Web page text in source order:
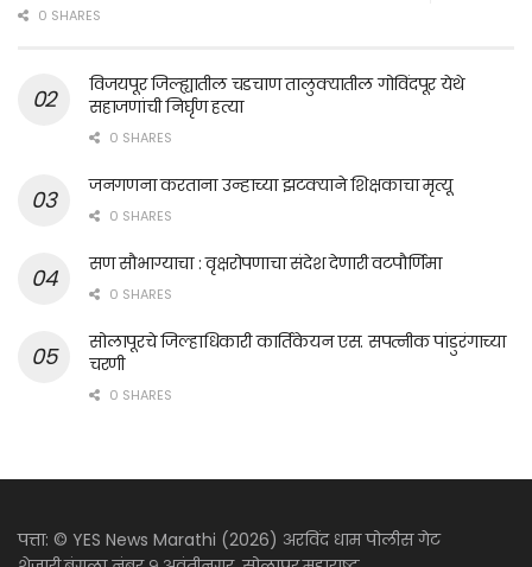
0 SHARES
विजयपूर जिल्ह्यातील चडचाण तालुक्यातील गोविंदपूर येथे
सहाजणांची निर्घृण हत्या
0 SHARES
जनगणना करताना उन्हाच्या झटक्याने शिक्षकाचा मृत्यू
0 SHARES
सण सौभाग्याचा : वृक्षरोपणाचा संदेश देणारी वटपौर्णिमा
0 SHARES
सोलापूरचे जिल्हाधिकारी कार्तिकेयन एस. सपत्नीक पांडुरंगाच्या
चरणी
0 SHARES
पत्ता: © YES News Marathi (2026) अरविंद धाम पोलीस गेट